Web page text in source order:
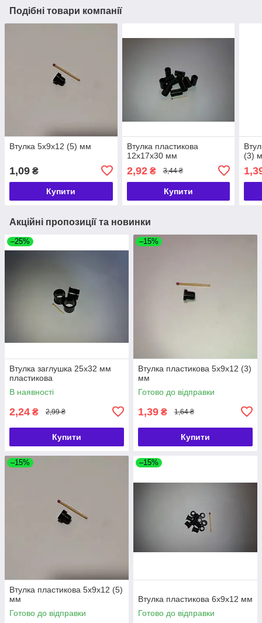
Подібні товари компанії
Втулка 5х9х12 (5) мм
1,09 ₴
Купити
Втулка пластикова
12х17х30 мм
2,92₴ 3,44 ₴
Купити
(3)
Акційні пропозиції та новинки
–25%
Втулка заглушка 25х32 мм
пластикова
В наявності
2,24 ₴ 2,99 ₴
Купити
–15%
Втулка пластикова 5х9х12 (3)
мм
Готово до відправки
1,39 ₴ 1,64 ₴
Купити
–15%
Втулка пластикова 5х9х12 (5)
мм
Готово до відправки
–15%
Втулка пластикова 6х9х12 мм
Готово до відправки